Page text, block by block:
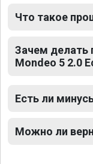
Что такое
Зачем делать
Mondeo 5 2.0
Есть ли
Можно ли